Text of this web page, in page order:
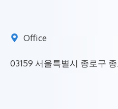
Office
03159 서울특별시 종로구